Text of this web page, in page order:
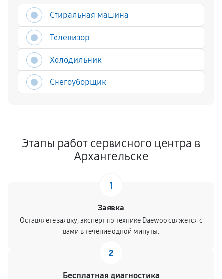
Стиральная машина
Телевизор
Холодильник
Снегоуборщик
Этапы работ сервисного центра в
Архангельске
1
Заявка
Оставляете заявку, эксперт по технике Daewoo свяжется с
вами в течение одной минуты.
2
Бесплатная диагностика